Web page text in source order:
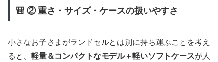
🎒 ② 重さ・サイズ・ケースの扱いやすさ
小さなお子さまがランドセルとは別に持ち運ぶことを考え
ると、 軽量＆コンパクトなモデル＋軽いソフトケースが人